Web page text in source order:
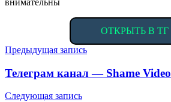
ОТКРЫТЬ В ТГ
Навигация
по
записям
Предыдущая запись
Телеграм канал — Shame Video
Следующая запись